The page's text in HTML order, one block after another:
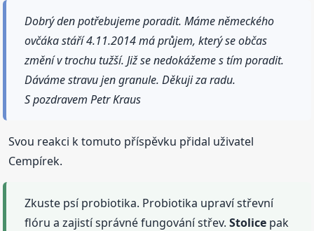
Dobrý den potřebujeme poradit. Máme německého
ovčáka stáří 4.11.2014 má průjem, který se občas
změní v trochu tužší. Již se nedokážeme s tím poradit.
Dáváme stravu jen granule. Děkuji za radu.
S pozdravem Petr Kraus
Svou reakci k tomuto příspěvku přidal uživatel
Cempírek.
Zkuste psí probiotika. Probiotika upraví střevní
flóru a zajistí správné fungování střev.Stolice pak